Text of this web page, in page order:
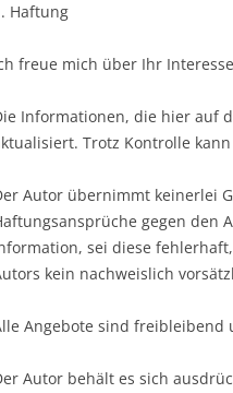
Haftung
freue mich über Ihr
Informationen, die hier auf
Trotz Kontrolle
Autor übernimmt keinerlei
gegen den
sei diese
kein nachweislich
Angebote sind freibleibend
Autor behält es sich